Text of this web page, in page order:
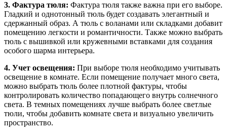
3. Фактура тюля: Фактура тюля также важна при его выборе.
Гладкий и однотонный тюль будет создавать элегантный и
сдержанный образ. А тюль с воланами или складками добавит
помещению легкости и романтичности. Также можно выбрать
тюль с вышивкой или кружевными вставками для создания
особого шарма интерьера.
4. Учет освещения: При выборе тюля необходимо учитывать
освещение в комнате. Если помещение получает много света,
можно выбрать тюль более плотной фактуры, чтобы
контролировать количество попадающего внутрь солнечного
света. В темных помещениях лучше выбрать более светлые
тюли, чтобы добавить комнате света и визуально увеличить
пространство.